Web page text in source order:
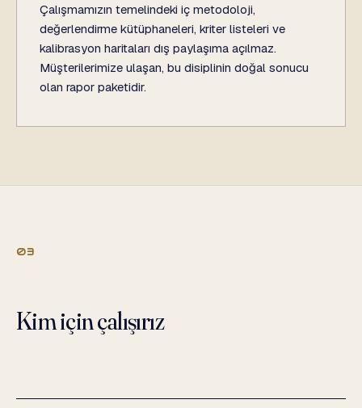
Çalışmamızın temelindeki iç metodoloji,
değerlendirme kütüphaneleri, kriter listeleri ve
kalibrasyon haritaları dış paylaşıma açılmaz.
Müşterilerimize ulaşan, bu disiplinin doğal sonucu
olan rapor paketidir.
03
Kim için çalışırız